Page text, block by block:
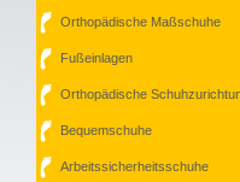
Orthopädische Maßschuhe
Fußeinlagen
Orthopädische
Bequemschuhe
Arbeitssicherheitsschuhe